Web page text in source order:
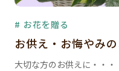
# お花を贈る
お供え・お悔やみ
大切な方のお供えに・・・